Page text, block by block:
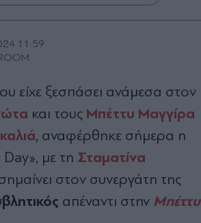
11:59
είχε ξεσπάσει ανάμεσα στον
και τους Μπέττυ Μαγγίρα
, αναφέρθηκε σήμερα η
με τη Σταματίνα
στον συνεργάτη της
απέναντι στην Μπέττυ